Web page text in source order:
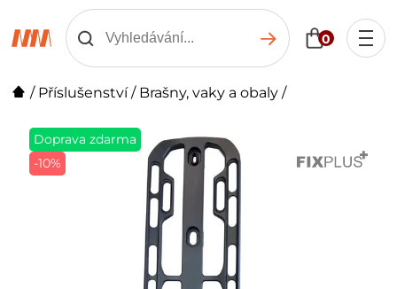
0
/ Příslušenství/ Brašny, vaky a obaly /
Doprava zdarma
-10%